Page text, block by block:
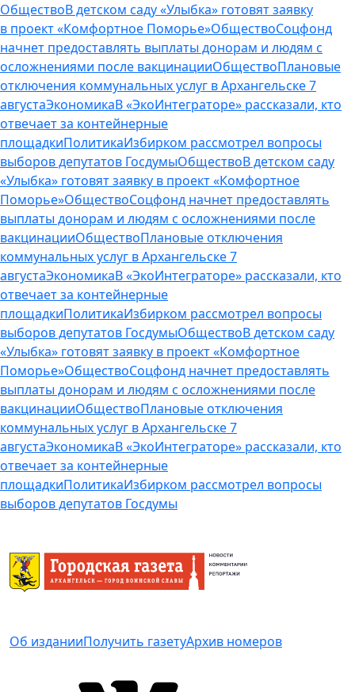
ОбществоВ детском саду «Улыбка» готовят заявку
в проект «Комфортное Поморье»ОбществоСоцфонд
начнет предоставлять выплаты донорам и людям с
осложнениями после вакцинацииОбществоПлановые
отключения коммунальных услуг в Архангельске 7
августаЭкономикаВ «ЭкоИнтеграторе» рассказали, кто
отвечает за контейнерные
площадкиПолитикаИзбирком рассмотрел вопросы
выборов депутатов ГосдумыОбществоВ детском саду
«Улыбка» готовят заявку в проект «Комфортное
Поморье»ОбществоСоцфонд начнет предоставлять
выплаты донорам и людям с осложнениями после
вакцинацииОбществоПлановые отключения
коммунальных услуг в Архангельске 7
августаЭкономикаВ «ЭкоИнтеграторе» рассказали, кто
отвечает за контейнерные
площадкиПолитикаИзбирком рассмотрел вопросы
выборов депутатов ГосдумыОбществоВ детском саду
«Улыбка» готовят заявку в проект «Комфортное
Поморье»ОбществоСоцфонд начнет предоставлять
выплаты донорам и людям с осложнениями после
вакцинацииОбществоПлановые отключения
коммунальных услуг в Архангельске 7
августаЭкономикаВ «ЭкоИнтеграторе» рассказали, кто
отвечает за контейнерные
площадкиПолитикаИзбирком рассмотрел вопросы
выборов депутатов Госдумы
Об изданииПолучить газетуАрхив номеров